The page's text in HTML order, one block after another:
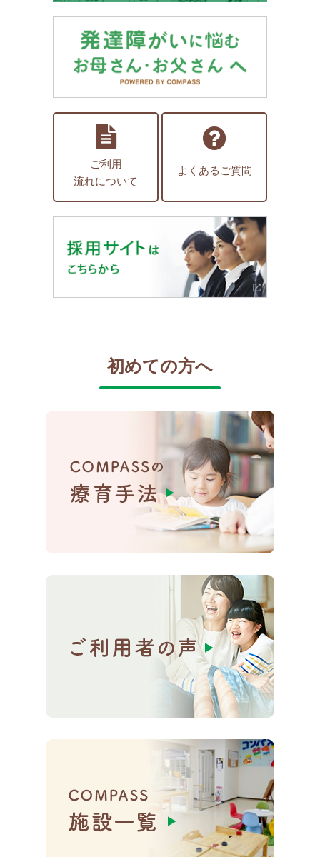
ご利用
流れについて
よくあるご質問
初めての方へ